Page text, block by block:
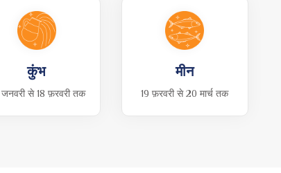
कुंभ
से 18 फ़रवरी तक
मीन
19 फ़रवरी से 20 मार्च तक